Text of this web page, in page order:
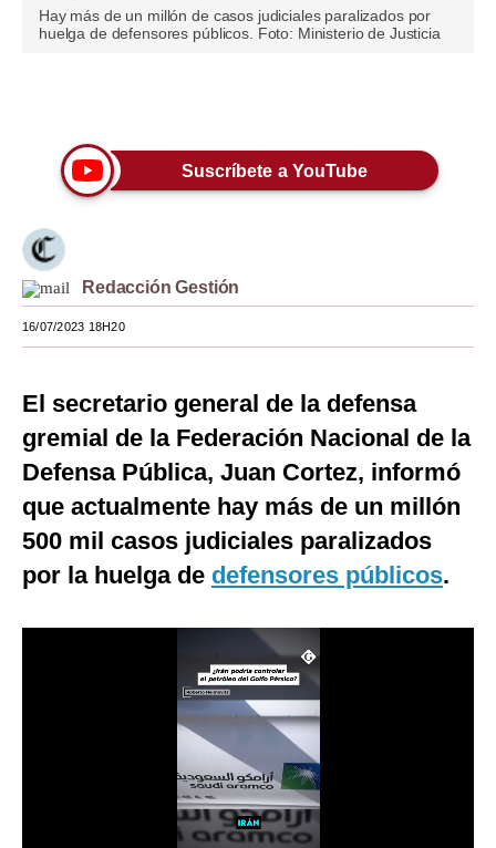
Opinión
Blogs
Lujo
Viajes
Mundo
EEUU
México
España
Hay más de un millón de casos judiciales paralizados por
huelga de defensores públicos. Foto: Ministerio de Justicia
Suscríbete a YouTube
Redacción Gestión
16/07/2023 18H20
El secretario general de la defensa
gremial de la Federación Nacional de la
Defensa Pública, Juan Cortez, informó
que actualmente hay más de un millón
500 mil casos judiciales paralizados
por la huelga de defensores públicos.